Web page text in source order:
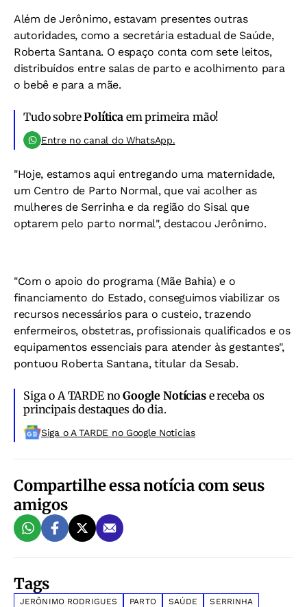
Além de Jerônimo, estavam presentes outras
autoridades, como a secretária estadual de Saúde,
Roberta Santana. O espaço conta com sete leitos,
distribuídos entre salas de parto e acolhimento para
o bebê e para a mãe.
Tudo sobrePolítica em primeira mão!
Entre no canal do WhatsApp.
"Hoje, estamos aqui entregando uma maternidade,
um Centro de Parto Normal, que vai acolher as
mulheres de Serrinha e da região do Sisal que
optarem pelo parto normal", destacou Jerônimo.
"Com o apoio do programa (Mãe Bahia) e o
financiamento do Estado, conseguimos viabilizar os
recursos necessários para o custeio, trazendo
enfermeiros, obstetras, profissionais qualificados e os
equipamentos essenciais para atender às gestantes",
pontuou Roberta Santana, titular da Sesab.
Siga o A TARDE noGoogle Notíciase receba os
principais destaques do dia.
Siga o A TARDE no Google Noticias
Compartilhe essa notícia com seus
amigos
Tags
JERÔNIMO RODRIGUES PARTO SAÚDE SERRINHA